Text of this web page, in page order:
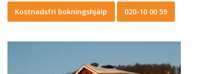
Kostnadsfri bokningshjälp 020-10 00 59